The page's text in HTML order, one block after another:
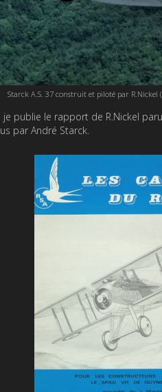
Starck A.S. 37 construit et piloté par
je publie le rapport de R.Nickel
par André Starck.